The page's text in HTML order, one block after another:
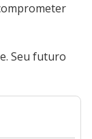
Seu futuro